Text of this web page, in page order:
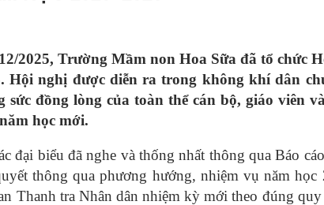
2025, Trường Mầm non Hoa Sữa đã tổ chức
Hội nghị được diễn ra trong không khí dân
sức đồng lòng của toàn thể cán bộ, giáo viên
học mới.
đại biểu đã nghe và thống nhất thông qua Báo
thông qua phương hướng, nhiệm vụ năm
Thanh tra Nhân dân nhiệm kỳ mới theo đúng